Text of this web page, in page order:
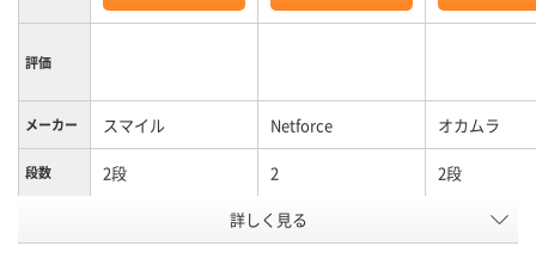
評価
メーカー スマイル Netforce オカムラ
段数 2段 2 2段
両開き／片開き扉タ
イプ
両開き書庫
両開き書庫
書庫
詳しく見る